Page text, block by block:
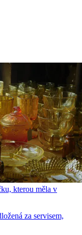
kterou měla v
za servisem,